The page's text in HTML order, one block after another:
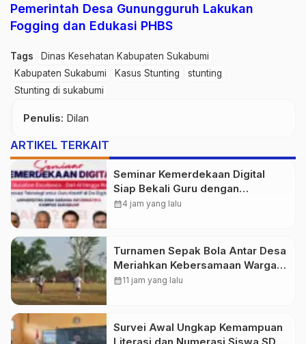
Pemerintah Desa Gunungguruh Lakukan
Fogging dan Edukasi PHBS
Tags
Dinas Kesehatan Kabupaten Sukabumi
Kabupaten Sukabumi
Kasus Stunting
stunting
Stunting di sukabumi
Penulis: Dilan
ARTIKEL TERKAIT
Seminar Kemerdekaan Digital
Siap Bekali Guru dengan
Wawasan AI hingga Robotika di
calendar_month4 jam yang lalu
Turnamen Sepak Bola Antar Desa
Meriahkan Kebersamaan Warga
Purwasedar
calendar_month11 jam yang lalu
Survei Awal Ungkap Kemampuan